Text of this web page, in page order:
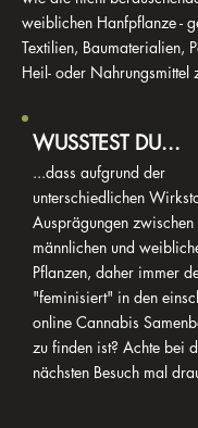
weiblichen Hanfpflanze -
Textilien, Baumaterialien,
Heil- oder Nahrungsmittel
WUSSTEST DU...
...dass aufgrund der
unterschiedlichen
Ausprägungen zwischen
männlichen und
Pflanzen, daher immer
"feminisiert" in den
online Cannabis
zu finden ist? Achte bei
nächsten Besuch mal